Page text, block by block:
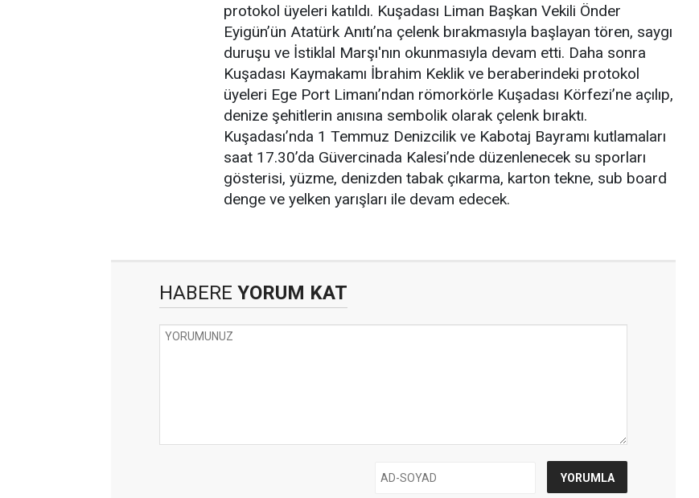
protokol üyeleri katıldı. Kuşadası Liman Başkan Vekili Önder
Eyigün’ün Atatürk Anıtı’na çelenk bırakmasıyla başlayan tören, saygı
duruşu ve İstiklal Marşı'nın okunmasıyla devam etti. Daha sonra
Kuşadası Kaymakamı İbrahim Keklik ve beraberindeki protokol
üyeleri Ege Port Limanı’ndan römorkörle Kuşadası Körfezi’ne açılıp,
denize şehitlerin anısına sembolik olarak çelenk bıraktı.
Kuşadası’nda 1 Temmuz Denizcilik ve Kabotaj Bayramı kutlamaları
saat 17.30’da Güvercinada Kalesi’nde düzenlenecek su sporları
gösterisi, yüzme, denizden tabak çıkarma, karton tekne, sub board
denge ve yelken yarışları ile devam edecek.
HABERE YORUM KAT